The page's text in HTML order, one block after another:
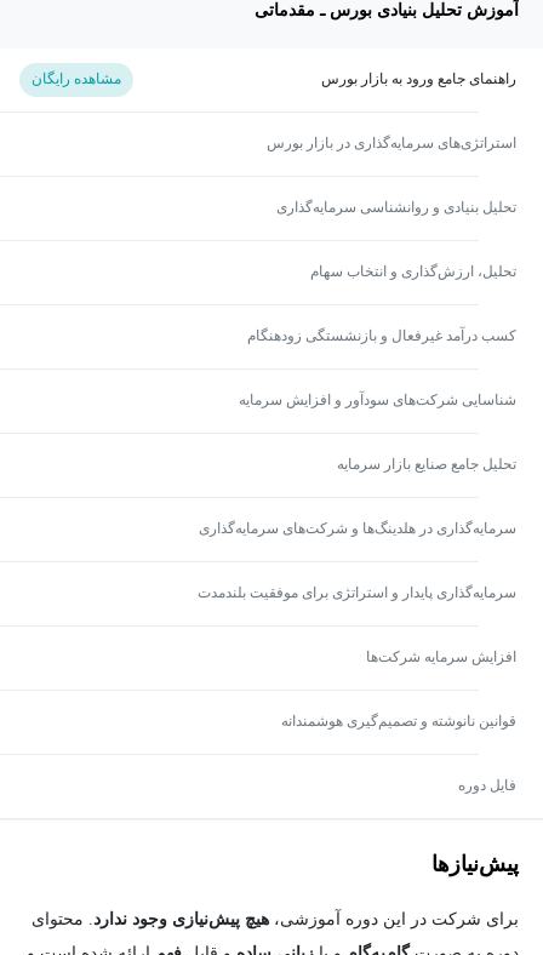
آموزش تحلیل بنیادی بورس ـ مقدماتی
راهنمای جامع ورود به بازار بورس مشاهده رایگان
استراتژی‌های سرمایه‌گذاری در بازار بورس
تحلیل بنیادی و روانشناسی سرمایه‌گذاری
تحلیل، ارزش‌گذاری و انتخاب سهام
کسب درآمد غیرفعال و بازنشستگی زودهنگام
شناسایی شرکت‌های سودآور و افزایش سرمایه
تحلیل جامع صنایع بازار سرمایه
سرمایه‌گذاری در هلدینگ‌ها و شرکت‌های سرمایه‌گذاری
سرمایه‌گذاری پایدار و استراتژی برای موفقیت بلندمدت
افزایش سرمایه شرکت‌ها
قوانین نانوشته و تصمیم‌گیری هوشمندانه
فایل دوره
پیش‌نیاز‌ها
برای شرکت در این دوره آموزشی، هیچ پیش‌نیازی وجود ندارد . محتوای